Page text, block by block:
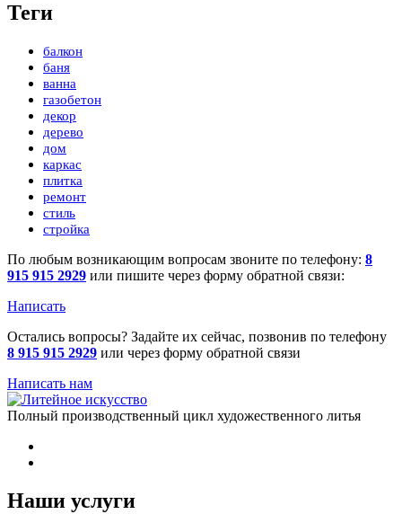
Теги
балкон
баня
ванна
газобетон
декор
дерево
дом
каркас
плитка
ремонт
стиль
стройка
По любым возникающим вопросам звоните по телефону: 8
915 915 2929 или пишите через форму обратной связи:
Написать
Остались вопросы? Задайте их сейчас, позвонив по телефону
8 915 915 2929 или через форму обратной связи
Написать нам
Полный производственный цикл художественного литья
Наши услуги